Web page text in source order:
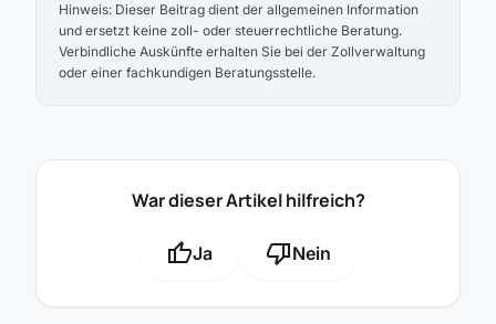
Hinweis: Dieser Beitrag dient der allgemeinen Information
und ersetzt keine zoll- oder steuerrechtliche Beratung.
Verbindliche Auskünfte erhalten Sie bei der Zollverwaltung
oder einer fachkundigen Beratungsstelle.
War dieser Artikel hilfreich?
thumb_upJa thumb_downNein